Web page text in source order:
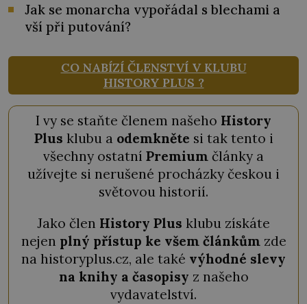
Jak se monarcha vypořádal s blechami a
vší při putování?
CO NABÍZÍ ČLENSTVÍ V KLUBU
HISTORY PLUS ?
I vy se staňte členem našeho History
Plus klubu a odemkněte si tak tento i
všechny ostatní Premium články a
užívejte si nerušené procházky českou i
světovou historií.
Jako člen History Plus klubu získáte
nejen plný přístup ke všem článkůmzde
na historyplus.cz, ale také výhodné slevy
na knihy a časopisy z našeho
vydavatelství.